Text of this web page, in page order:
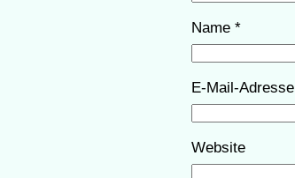
Name *
E-Mail-Adresse
Website